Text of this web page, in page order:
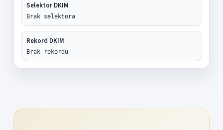
Selektor DKIM
Brak selektora
Rekord DKIM
Brak rekordu